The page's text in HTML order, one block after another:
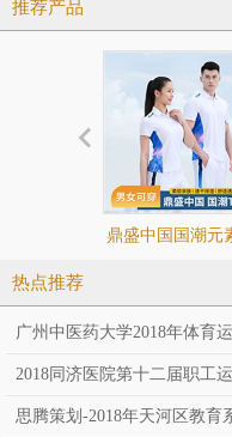
推荐产品
鼎盛中国国潮元
产厂家883155/
热点推荐
广州中医药大学2018年体育
2018同济医院第十二届职工
思腾策划-2018年天河区教育